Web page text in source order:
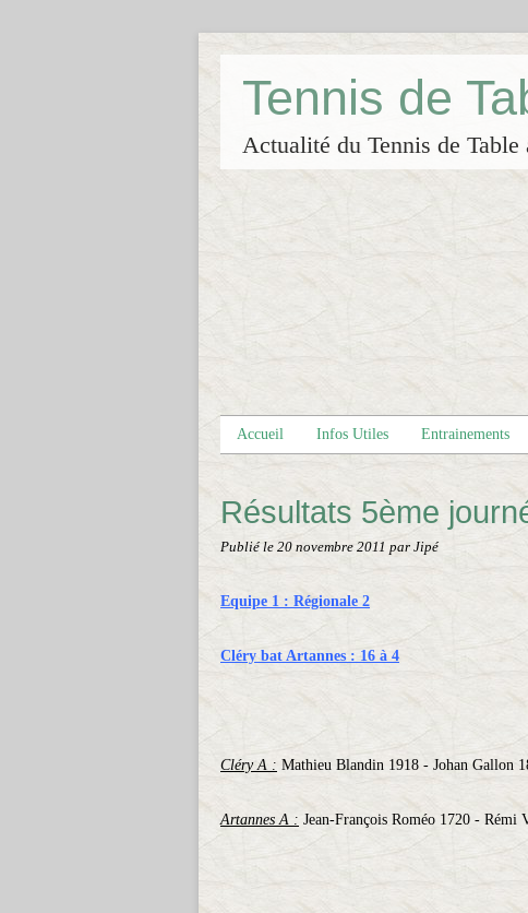
Tennis de
Actualité du Tennis de
Accueil Infos Utiles Entrainements
Résultats 5ème
Publié le 20 novembre 2011 par Jipé
Equipe 1 : Régionale 2
Cléry bat Artannes : 16 à 4
Cléry A : Mathieu Blandin 1918 - Johan Gallon
Artannes A : Jean-François Roméo 1720 -